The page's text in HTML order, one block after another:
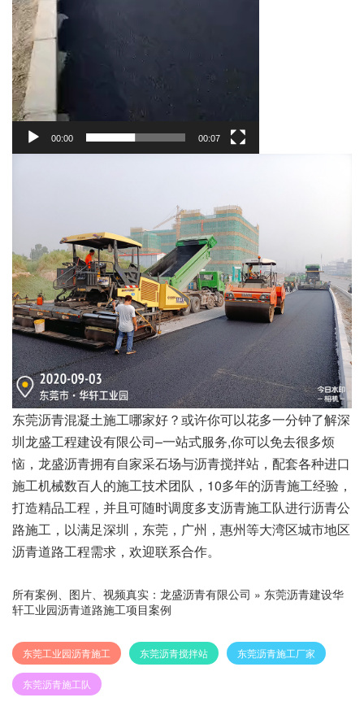
00:00 00:07
东莞沥青混凝土施工哪家好？或许你可以花多一分钟了解深
圳龙盛工程建设有限公司–一站式服务,你可以免去很多烦
恼，龙盛沥青拥有自家采石场与沥青搅拌站，配套各种进口
施工机械数百人的施工技术团队，10多年的沥青施工经验，
打造精品工程，并且可随时调度多支沥青施工队进行沥青公
路施工，以满足深圳，东莞，广州，惠州等大湾区城市地区
沥青道路工程需求，欢迎联系合作。
所有案例、图片、视频真实： 龙盛沥青有限公司 » 东莞沥青建设华
轩工业园沥青道路施工项目案例
东莞工业园沥青施工 东莞沥青搅拌站 东莞沥青施工厂家
东莞沥青施工队